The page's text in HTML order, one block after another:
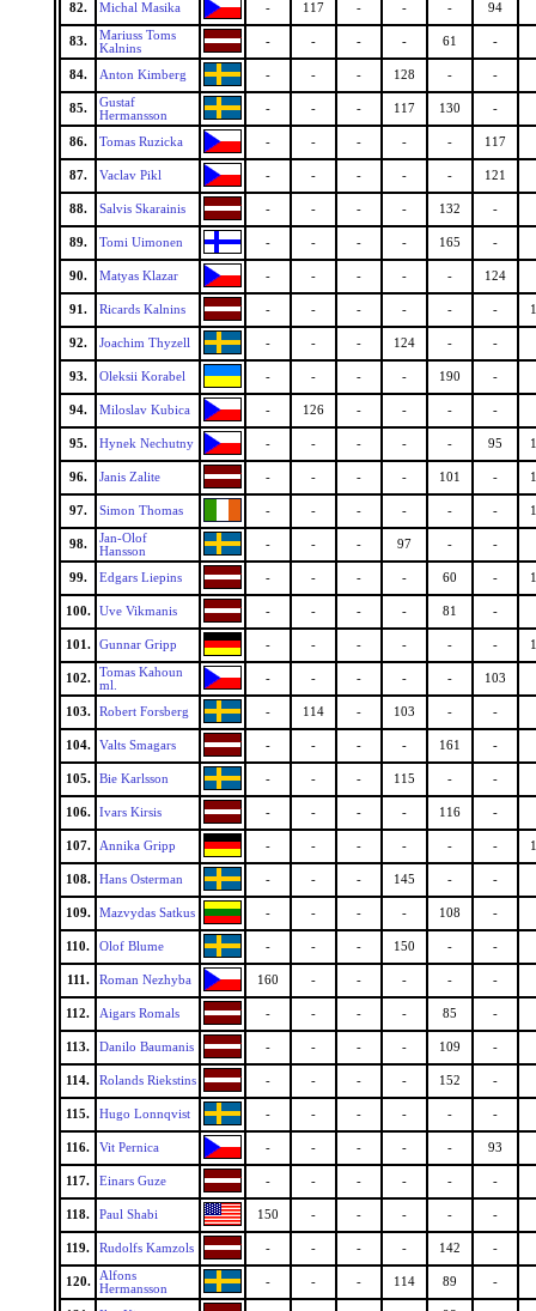
82. Michal Masika - 117 - - - 94
83.
Mariuss Toms
Kalnins
- - - - 61 -
84. Anton Kimberg - - - 128 - -
85.
Gustaf
Hermansson
- - - 117 130 -
86. Tomas Ruzicka - - - - - 117
87. Vaclav Pikl - - - - - 121
88. Salvis Skarainis - - - - 132 -
89. Tomi Uimonen - - - - 165 -
90. Matyas Klazar - - - - - 124
91. Ricards Kalnins - - - - - -
92. Joachim Thyzell - - - 124 - -
93. Oleksii Korabel - - - - 190 -
94. Miloslav Kubica - 126 - - - -
95. Hynek Nechutny - - - - - 95
96. Janis Zalite - - - - 101 -
97. Simon Thomas - - - - - -
98.
Jan-Olof
Hansson
- - - 97 - -
99. Edgars Liepins - - - - 60 -
100. Uve Vikmanis - - - - 81 -
101. Gunnar Gripp - - - - - -
102.
Tomas Kahoun
ml.
- - - - - 103
103. Robert Forsberg - 114 - 103 - -
104. Valts Smagars - - - - 161 -
105. Bie Karlsson - - - 115 - -
106. Ivars Kirsis - - - - 116 -
107. Annika Gripp - - - - - -
108. Hans Osterman - - - 145 - -
109. Mazvydas Satkus - - - - 108 -
110. Olof Blume - - - 150 - -
111. Roman Nezhyba 160 - - - - -
112. Aigars Romals - - - - 85 -
113. Danilo Baumanis - - - - 109 -
114. Rolands Riekstins - - - - 152 -
115. Hugo Lonnqvist - - - - - -
116. Vit Pernica - - - - - 93
117. Einars Guze - - - - - -
118. Paul Shabi 150 - - - - -
119. Rudolfs Kamzols - - - - 142 -
120.
Alfons
Hermansson
- - - 114 89 -